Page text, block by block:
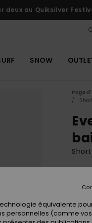
deux au Quiksilver
SNOW
Page
équivalente
personnelles (comme